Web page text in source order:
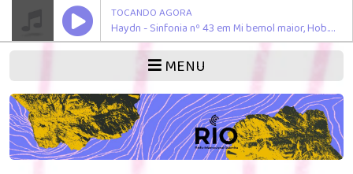
TOCANDO AGORA
Haydn - Sinfonia nº 43 em Mi bemol maior, Hob. I:43 "Mercúrio" - II - Adagio
MENU